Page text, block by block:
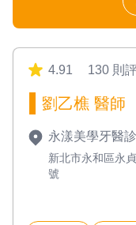
4.91 130 則
劉乙樵 醫師
永漾美學牙醫
新北市永和區永
號